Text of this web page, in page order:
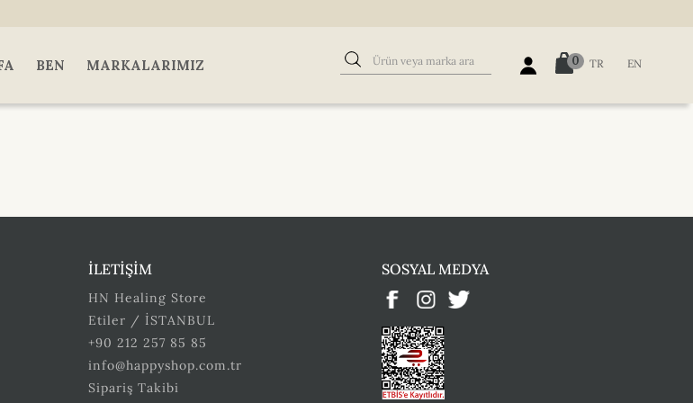
BEN MARKALARIMIZ 0 TR EN
İLETİŞİM
HN Healing Store
Etiler / İSTANBUL
+90 212 257 85 85
info@happyshop.com.tr
Sipariş Takibi
SOSYAL MEDYA